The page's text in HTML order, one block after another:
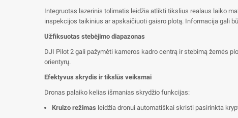
Integruotas lazerinis tolimatis leidžia atlikti tikslius realaus laiko
inspekcijos taikinius ar apskaičiuoti gaisro plotą. Informacija gali
Užfiksuotas stebėjimo diapazonas
DJI Pilot 2 gali pažymėti kameros kadro centrą ir stebimą žemės
orientyrų.
Efektyvus skrydis ir tikslūs veiksmai
Dronas palaiko kelias išmanias skrydžio funkcijas:
Kruizo režimas leidžia dronui automatiškai skristi pasirinkta